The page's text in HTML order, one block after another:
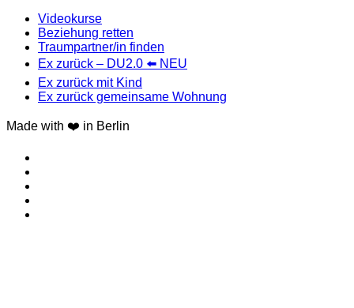
Videokurse
Beziehung retten
Traumpartner/in finden
Ex zurück – DU2.0 ⬅️ NEU
Ex zurück mit Kind
Ex zurück gemeinsame Wohnung
Made with ❤️ in Berlin